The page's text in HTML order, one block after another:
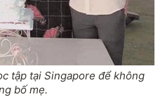
tập tại Singapore để không
bố mẹ.